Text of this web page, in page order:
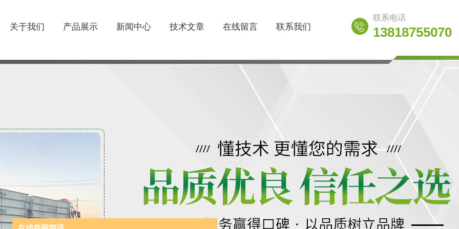
关于我们 产品展示 新闻中心 技术文章 在线留言 联系我们
联系电话
13818755070